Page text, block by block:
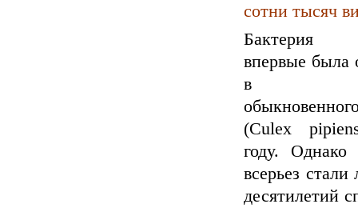
сотни тысяч
Бактерия
впервые была
в
(Culex
году. Однако
всерьез
десятилетий